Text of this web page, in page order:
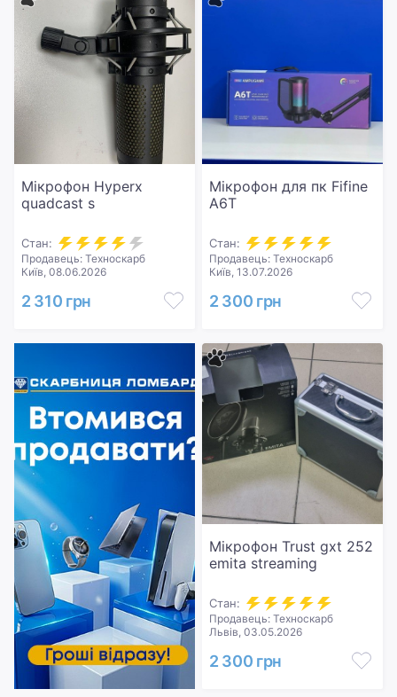
Мікрофон Hyperx
quadcast s
Стан:
Продавець: Техноскарб
Київ, 08.06.2026
2 310 грн
Мікрофон для пк Fifine
A6T
Стан:
Продавець: Техноскарб
Київ, 13.07.2026
2 300 грн
Мікрофон Trust gxt 252
emita streaming
Стан:
Продавець: Техноскарб
Львів, 03.05.2026
2 300 грн